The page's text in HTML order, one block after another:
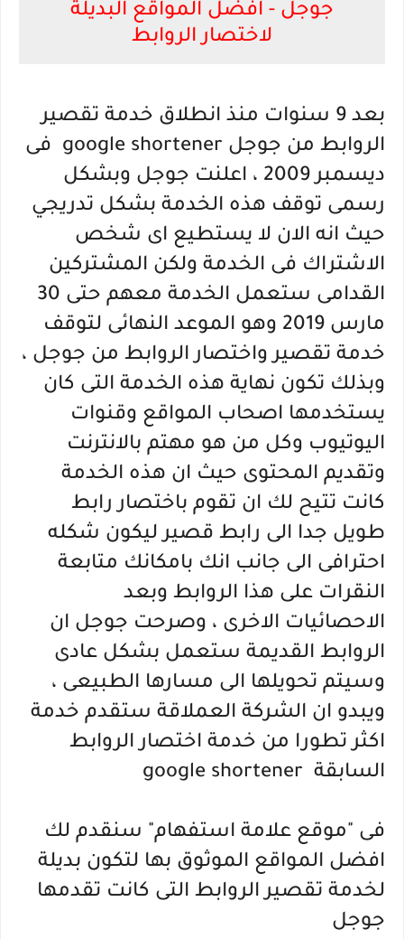
جوجل - افضل المواقع البديلة
لاختصار الروابط
بعد 9 سنوات منذ انطلاق خدمة تقصير
الروابط من جوجل google shortener فى
ديسمبر 2009 ، اعلنت جوجل وبشكل
رسمى توقف هذه الخدمة بشكل تدريجي
حيث انه الان لا يستطيع اى شخص
الاشتراك فى الخدمة ولكن المشتركين
القدامى ستعمل الخدمة معهم حتى 30
مارس 2019 وهو الموعد النهائى لتوقف
خدمة تقصير واختصار الروابط من جوجل ،
وبذلك تكون نهاية هذه الخدمة التى كان
يستخدمها اصحاب المواقع وقنوات
اليوتيوب وكل من هو مهتم بالانترنت
وتقديم المحتوى حيث ان هذه الخدمة
كانت تتيح لك ان تقوم باختصار رابط
طويل جدا الى رابط قصير ليكون شكله
احترافى الى جانب انك بامكانك متابعة
النقرات على هذا الروابط وبعد
الاحصائيات الاخرى ، وصرحت جوجل ان
الروابط القديمة ستعمل بشكل عادى
وسيتم تحويلها الى مسارها الطبيعى ،
ويبدو ان الشركة العملاقة ستقدم خدمة
اكثر تطورا من خدمة اختصار الروابط
السابقة google shortener
فى "موقع علامة استفهام" سنقدم لك
افضل المواقع الموثوق بها لتكون بديلة
لخدمة تقصير الروابط التى كانت تقدمها
جوجل